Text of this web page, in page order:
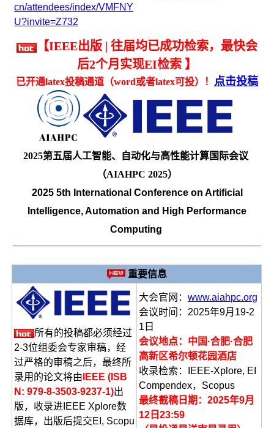
cn/attendees/index/VMFNY
U?invite=Z732
【IEEE出版 | 往届均已成功检索，最快会
后2个月实现EI检索 】
已开通latex投稿通道（word或者latex可投）！ 点击投稿
2025第五届人工智能、自动化与高性能计算国际会议
（AIAHPC 2025）
2025 5th International Conference on Artificial
Intelligence, Automation and High Performance
Computing
重要信息
所有的投稿都必须经过
2-3位组委会专家审稿，经
过严格的审稿之后，最终所
录用的论文将由 IEEE (ISB
N:979-8-3503-9237-1)出
版，收录进IEEE Xplore数
据库，出版后提交EI, Scopu
大会官网：www.aiahpc.org
会议时间：2025年9月19-2
1日
会议地点：中国·合肥·合肥
高新区希尔顿花园酒店
收录检索：IEEE-Xplore, EI
Compendex，Scopus
最终截稿日期：2025年9月
12日23:59